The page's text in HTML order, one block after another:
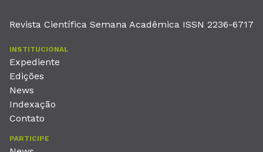
Revista Científica Semana Acadêmica ISSN 2236-6717
INSTITUCIONAL
Expediente
Edições
News
Indexação
Contato
PARTICIPE